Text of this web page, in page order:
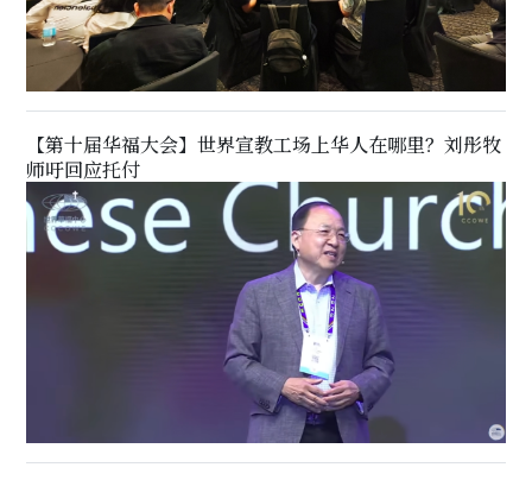
【第十届华福大会】世界宣教工场上华人在哪里？刘彤牧
师吁回应托付